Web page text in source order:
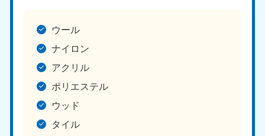
ウール
ナイロン
アクリル
ポリエステル
ウッド
タイル
北海道
050-1881-5277
9:00〜19:00 年中無休
岩手県